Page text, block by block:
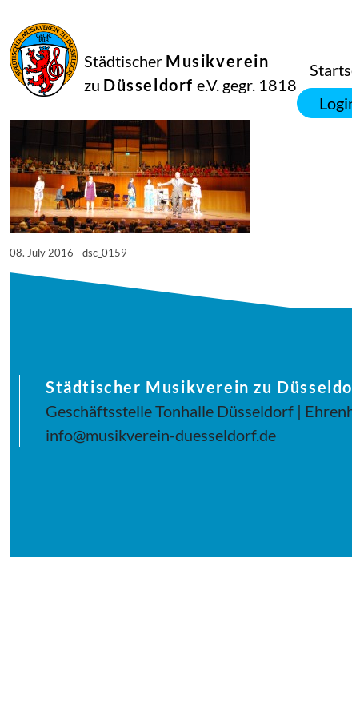
Städtischer Musikverein
zu Düsseldorf e.V. gegr. 1818
2016
Netkotec
SingPause Konzert 05.07.
08. July 2016 - dsc_0159
Städtischer Musikverein zu
Geschäftsstelle Tonhalle Düsseldorf |
info@musikverein-duesseldorf.de